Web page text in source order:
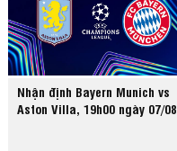
Nhận định Bayern Munich vs
Aston Villa, 19h00 ngày 07/08